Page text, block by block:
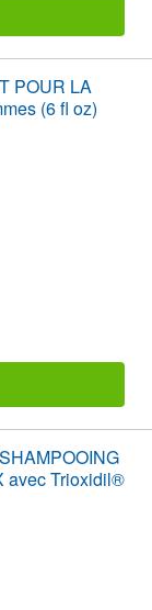
POUR LA
(6 fl oz)
avec Trioxidil®